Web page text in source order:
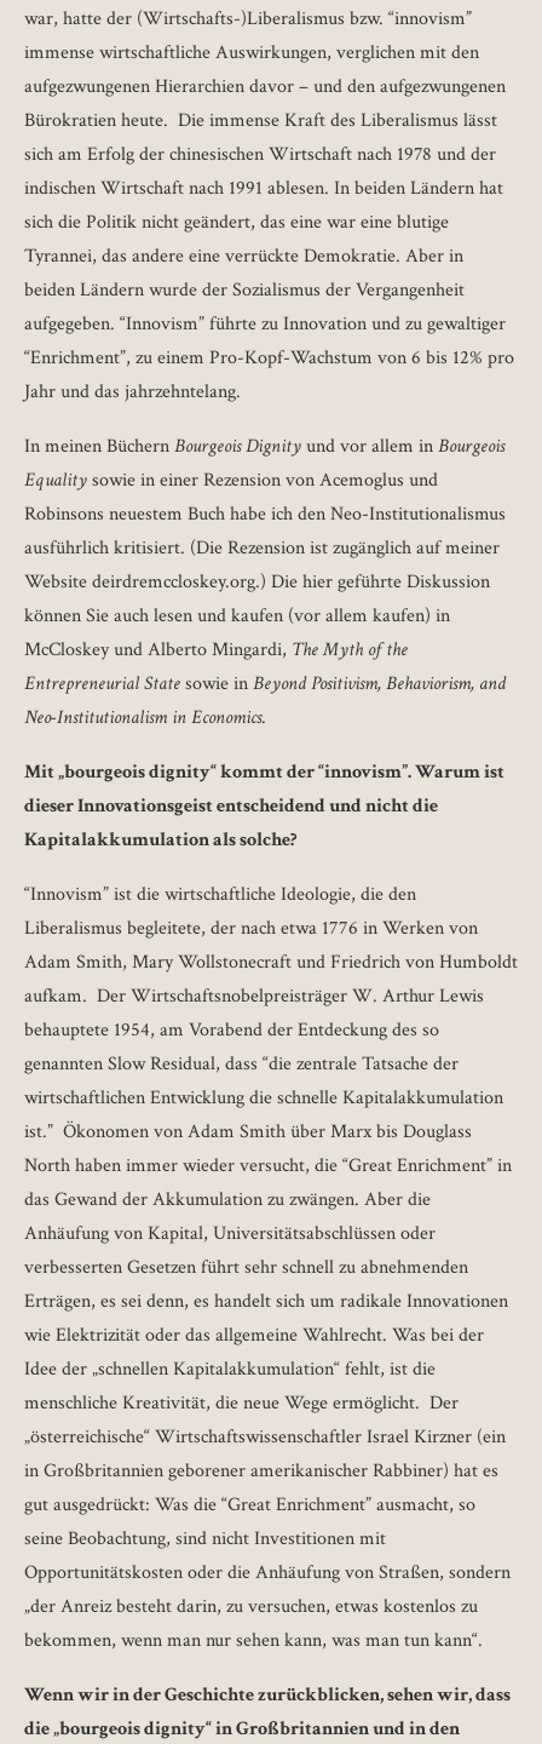
war, hatte der (Wirtschafts-)Liberalismus bzw. “innovism”
immense wirtschaftliche Auswirkungen, verglichen mit den
aufgezwungenen Hierarchien davor – und den aufgezwungenen
Bürokratien heute. Die immense Kraft des Liberalismus lässt
sich am Erfolg der chinesischen Wirtschaft nach 1978 und der
indischen Wirtschaft nach 1991 ablesen. In beiden Ländern hat
sich die Politik nicht geändert, das eine war eine blutige
Tyrannei, das andere eine verrückte Demokratie. Aber in
beiden Ländern wurde der Sozialismus der Vergangenheit
aufgegeben. “Innovism” führte zu Innovation und zu gewaltiger
“Enrichment”, zu einem Pro-Kopf-Wachstum von 6 bis 12% pro
Jahr und das jahrzehntelang.
In meinen BüchernBourgeois Dignityund vor allem inBourgeois
Equalitysowie in einer Rezension von Acemoglus und
Robinsons neuestem Buch habe ich den Neo-Institutionalismus
ausführlich kritisiert. (Die Rezension ist zugänglich auf meiner
Website deirdremccloskey.org.) Die hier geführte Diskussion
können Sie auch lesen und kaufen (vor allem kaufen) in
McCloskey und Alberto Mingardi, The Myth of the
Entrepreneurial Statesowie inBeyond Positivism, Behaviorism, and
Neo-Institutionalism in Economics.
Mit „bourgeois dignity“ kommt der “innovism”. Warum ist
dieser Innovationsgeist entscheidend und nicht die
Kapitalakkumulation als solche?
“Innovism” ist die wirtschaftliche Ideologie, die den
Liberalismus begleitete, der nach etwa 1776 in Werken von
Adam Smith, Mary Wollstonecraft und Friedrich von Humboldt
aufkam. Der Wirtschaftsnobelpreisträger W. Arthur Lewis
behauptete 1954, am Vorabend der Entdeckung des so
genannten Slow Residual, dass “die zentrale Tatsache der
wirtschaftlichen Entwicklung die schnelle Kapitalakkumulation
ist.” Ökonomen von Adam Smith über Marx bis Douglass
North haben immer wieder versucht, die “Great Enrichment” in
das Gewand der Akkumulation zu zwängen. Aber die
Anhäufung von Kapital, Universitätsabschlüssen oder
verbesserten Gesetzen führt sehr schnell zu abnehmenden
Erträgen, es sei denn, es handelt sich um radikale Innovationen
wie Elektrizität oder das allgemeine Wahlrecht. Was bei der
Idee der „schnellen Kapitalakkumulation“ fehlt, ist die
menschliche Kreativität, die neue Wege ermöglicht. Der
„österreichische“ Wirtschaftswissenschaftler Israel Kirzner (ein
in Großbritannien geborener amerikanischer Rabbiner) hat es
gut ausgedrückt: Was die “Great Enrichment” ausmacht, so
seine Beobachtung, sind nicht Investitionen mit
Opportunitätskosten oder die Anhäufung von Straßen, sondern
„der Anreiz besteht darin, zu versuchen, etwas kostenlos zu
bekommen, wenn man nur sehen kann, was man tun kann“.
Wenn wir in der Geschichte zurückblicken, sehen wir, dass
die „bourgeois dignity“ in Großbritannien und in den